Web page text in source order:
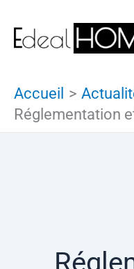
au
Accueil
Réglementation